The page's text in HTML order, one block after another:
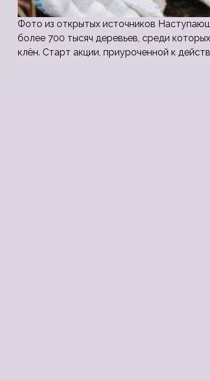
Фото из открытых источников
более 700 тысяч деревьев, среди
клён. Старт акции, приуроченной к